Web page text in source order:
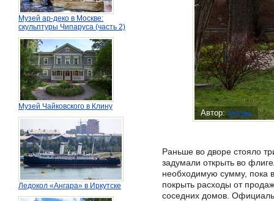
Музей ар-деко в Москве:
скульптуры Чипаруса (часть 2)
Музей Чайковского в Клину
Ледокол «Ангара» в Иркутске
Автор: Админ
Раньше во дворе стояло
задумали открыть во
необходимую сумму, пока
покрыть расходы от
соседних домов.